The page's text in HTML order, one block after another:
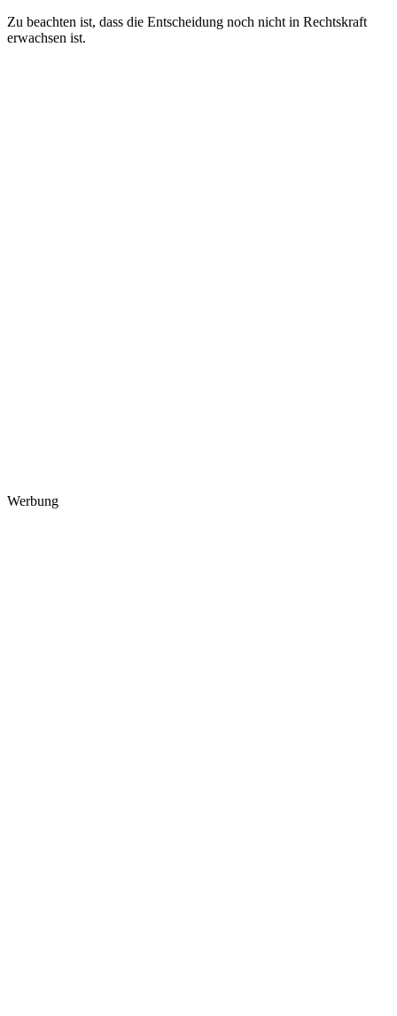
Zu beachten ist, dass die Entscheidung noch nicht in Rechtskraft
erwachsen ist.
Werbung